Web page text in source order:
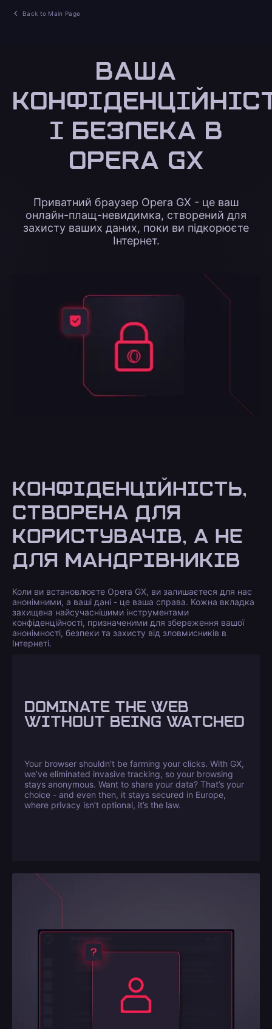
Back to Main Page
ВАША
І БЕЗПЕКА В
OPERA GX
Приватний браузер Opera GX - це ваш
онлайн-плащ-невидимка, створений для
захисту ваших даних, поки ви підкорюєте
Інтернет.
КОНФІДЕНЦІЙНІСТЬ,
СТВОРЕНА ДЛЯ
КОРИСТУВАЧІВ, А НЕ
ДЛЯ МАНДРІВНИКІВ
Коли ви встановлюєте Opera GX, ви залишаєтеся для нас
анонімними, а ваші дані - це ваша справа. Кожна вкладка
захищена найсучаснішими інструментами
конфіденційності, призначеними для збереження вашої
анонімності, безпеки та захисту від зловмисників в
Інтернеті.
DOMINATE THE WEB
WITHOUT BEING WATCHED
Your browser shouldn’t be farming your clicks. With GX,
we’ve eliminated invasive tracking, so your browsing
stays anonymous. Want to share your data? That’s your
choice - and even then, it stays secured in Europe,
where privacy isn’t optional, it’s the law.